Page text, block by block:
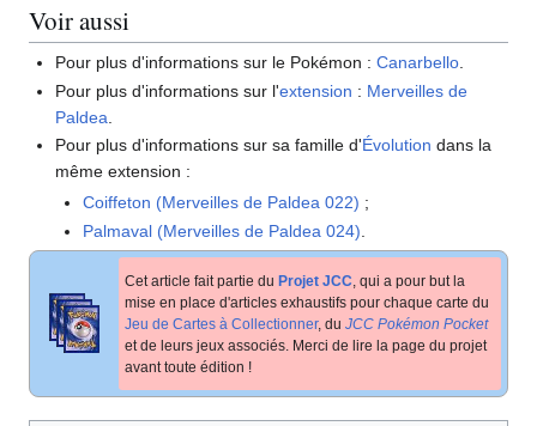
Voir aussi
Pour plus d'informations sur le Pokémon :Canarbello.
Pour plus d'informations sur l'extension : Merveilles de
Paldea
Pour plus d'informations sur sa famille d'Évolution dans la
même extension :
Coiffeton (Merveilles de Paldea 022) ;
Palmaval (Merveilles de Paldea 024)
Cet article fait partie du Projet JCC , qui a pour but la
mise en place d'articles exhaustifs pour chaque carte du
Jeu de Cartes à Collectionner, du JCC Pokémon Pocket
et de leurs jeux associés. Merci de lire la page du projet
avant toute édition !